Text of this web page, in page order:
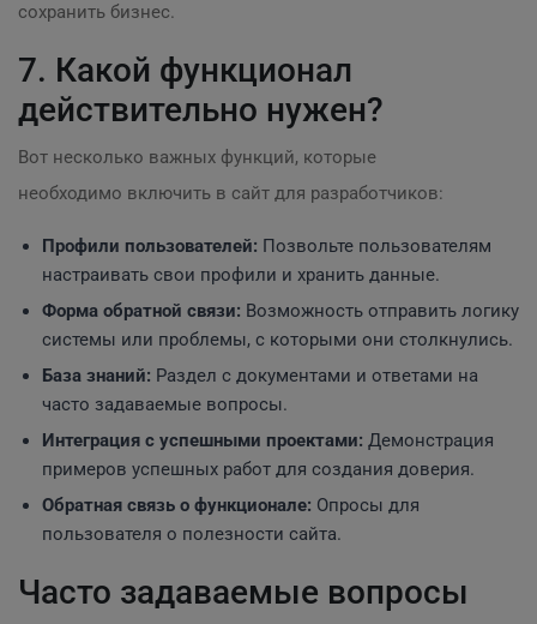
сохранить бизнес.
7. Какой функционал
действительно нужен?
Вот несколько важных функций, которые
необходимо включить в сайт для разработчиков:
Профили пользователей: Позвольте пользователям
настраивать свои профили и хранить данные.
Форма обратной связи: Возможность отправить логику
системы или проблемы, с которыми они столкнулись.
База знаний: Раздел с документами и ответами на
часто задаваемые вопросы.
Интеграция с успешными проектами: Демонстрация
примеров успешных работ для создания доверия.
Обратная связь о функционале: Опросы для
пользователя о полезности сайта.
Часто задаваемые вопросы